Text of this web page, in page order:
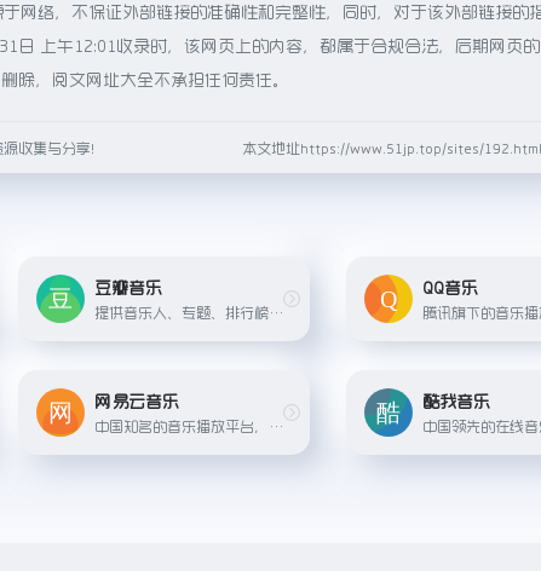
网络，不保证外部链接的准确性和完整性，同时，对于该外部链接的
日 上午12:01收录时，该网页上的内容，都属于合规合法，后期网页
除，阅文网址大全不承担任何责任。
收集与分享！ 本文地址https://www.51jp.top/sites/
豆瓣音乐
提供音乐人、专题、排行榜、分类浏览、乐评等功能的平台，你可以发现当下最酷的独立音乐，也可以与其他音乐爱好者交流分享。
QQ音乐
网易云音乐
中国知名的音乐播放平台，拥有大量独立音乐人和歌曲库。
酷我音乐